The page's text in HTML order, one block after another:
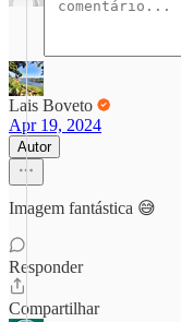
Lais Boveto
Apr 19, 2024
Autor
Imagem fantástica 😅
Responder
Compartilhar